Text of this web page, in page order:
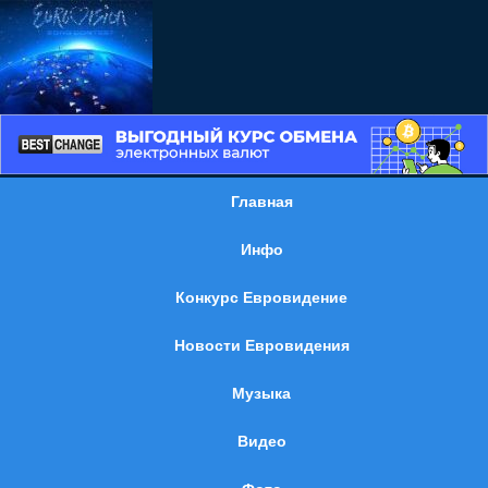
Главная
Инфо
Конкурс Евровидение
Новости Евровидения
Музыка
Видео